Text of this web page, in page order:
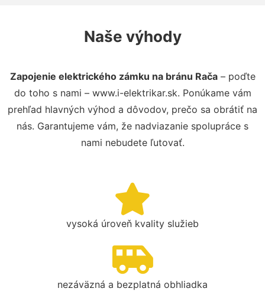
Naše výhody
Zapojenie elektrického zámku na bránu Rača– poďte
do toho s nami – www.i-elektrikar.sk. Ponúkame vám
prehľad hlavných výhod a dôvodov, prečo sa obrátiť na
nás. Garantujeme vám, že nadviazanie spolupráce s
nami nebudete ľutovať.
vysoká úroveň kvality služieb
nezáväzná a bezplatná obhliadka